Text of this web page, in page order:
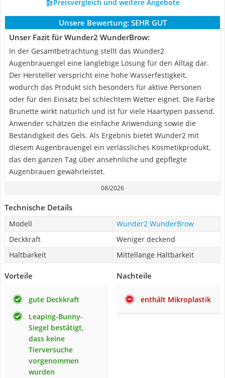
Preisvergleich und weitere Angebote
Unsere Bewertung: SEHR GUT
Unser Fazit für Wunder2 WunderBrow:
In der Gesamtbetrachtung stellt das Wunder2
Augenbrauengel eine langlebige Lösung für den Alltag dar.
Der Hersteller verspricht eine hohe Wasserfestigkeit,
wodurch das Produkt sich besonders für aktive Personen
oder für den Einsatz bei schlechtem Wetter eignet. Die Farbe
Brunette wirkt natürlich und ist für viele Haartypen passend.
Anwender schätzen die einfache Anwendung sowie die
Beständigkeit des Gels. Als Ergebnis bietet Wunder2 mit
diesem Augenbrauengel ein verlässliches Kosmetikprodukt,
das den ganzen Tag über ansehnliche und gepflegte
Augenbrauen gewährleistet.
08/2026
Technische Details
Modell
Wunder2 WunderBrow
Deckkraft
Weniger deckend
Haltbarkeit
Mittellange Haltbarkeit
Vorteile
gute Deckkraft
Leaping-Bunny-
Siegel bestätigt,
dass keine
Tierversuche
vorgenommen
wurden
Nachteile
enthält Mikroplastik